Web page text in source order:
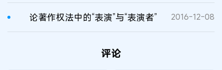
论著作权法中的“表演”与“表演者” 2016-12-08
评论